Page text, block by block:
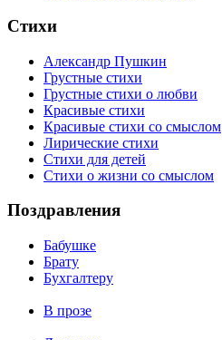
Стихи
Александр Пушкин
Грустные стихи
Грустные стихи о любви
Красивые стихи
Красивые стихи со смыслом
Лирические стихи
Стихи для детей
Стихи о жизни со смыслом
Поздравления
Бабушке
Брату
Бухгалтеру
В прозе